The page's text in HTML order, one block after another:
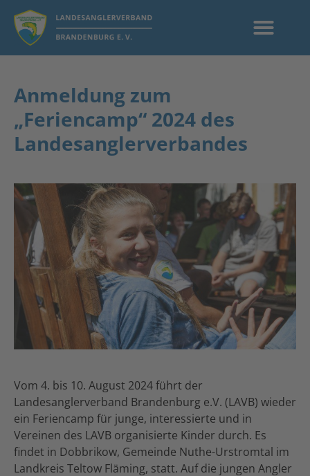
Anmeldung zum
„Feriencamp“ 2024 des
Landesanglerverbandes
Vom 4. bis 10. August 2024 führt der
Landesanglerverband Brandenburg e.V. (LAVB) wieder
ein Feriencamp für junge, interessierte und in
Vereinen des LAVB organisierte Kinder durch. Es
findet in Dobbrikow, Gemeinde Nuthe-Urstromtal im
Landkreis Teltow Fläming, statt. Auf die jungen Angler